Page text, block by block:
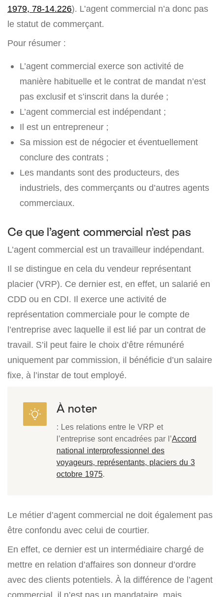
1979, 78-14.226). L’agent commercial n’a donc pas
le statut de commerçant.
Pour résumer :
L’agent commercial exerce son activité de
manière habituelle et le contrat de mandat n’est
pas exclusif et s’inscrit dans la durée ;
L’agent commercial est indépendant ;
Il est un entrepreneur ;
Sa mission est de négocier et éventuellement
conclure des contrats ;
Les mandants sont des producteurs, des
industriels, des commerçants ou d’autres agents
commerciaux.
Ce que l’agent commercial n’est pas
L’agent commercial est un travailleur indépendant.
Il se distingue en cela du vendeur représentant
placier (VRP). Ce dernier est, en effet, un salarié en
CDD ou en CDI. Il exerce une activité de
représentation commerciale pour le compte de
l’entreprise avec laquelle il est lié par un contrat de
travail. S’il peut faire le choix d’être rémunéré
uniquement par commission, il bénéficie d’un salaire
fixe, à l’instar de tout employé.
À noter
: Les relations entre le VRP et
l’entreprise sont encadrées par l’Accord
national interprofessionnel des
voyageurs, représentants, placiers du 3
octobre 1975.
Le métier d’agent commercial ne doit également pas
être confondu avec celui de courtier.
En effet, ce dernier est un intermédiaire chargé de
mettre en relation d’affaires son donneur d’ordre
avec des clients potentiels. À la différence de l’agent
commercial, il n’est pas un mandataire, mais